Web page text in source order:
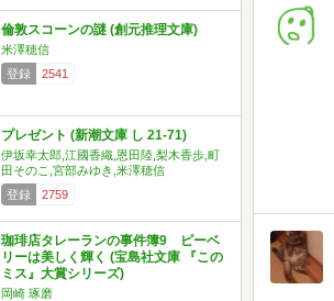
倫敦スコーンの謎 (創元推理文庫)
米澤穂信
登録
2541
プレゼント (新潮文庫 し 21-71)
伊坂幸太郎,江國香織,恩田陸,梨木香歩,町
田そのこ,宮部みゆき,米澤穂信
登録
2759
珈琲店タレーランの事件簿9 ピーベ
リーは美しく輝く (宝島社文庫 『この
ミス』大賞シリーズ)
岡崎 琢磨